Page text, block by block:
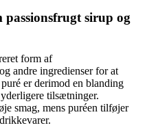
passionsfrugt sirup og
form af
andre ingredienser for at
er derimod en blanding
tilsætninger.
smag, mens puréen tilføjer